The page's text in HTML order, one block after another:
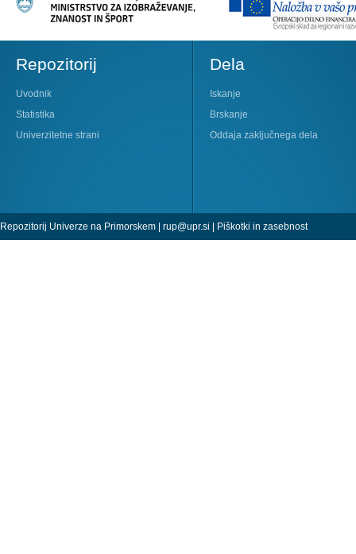
Repozitorij
Uvodnik
Statistika
Univerzitetne strani
Dela
Iskanje
Brskanje
Oddaja zaključnega dela
Repozitorij Univerze na Primorskem | rup@upr.si Piškotki in zasebnost